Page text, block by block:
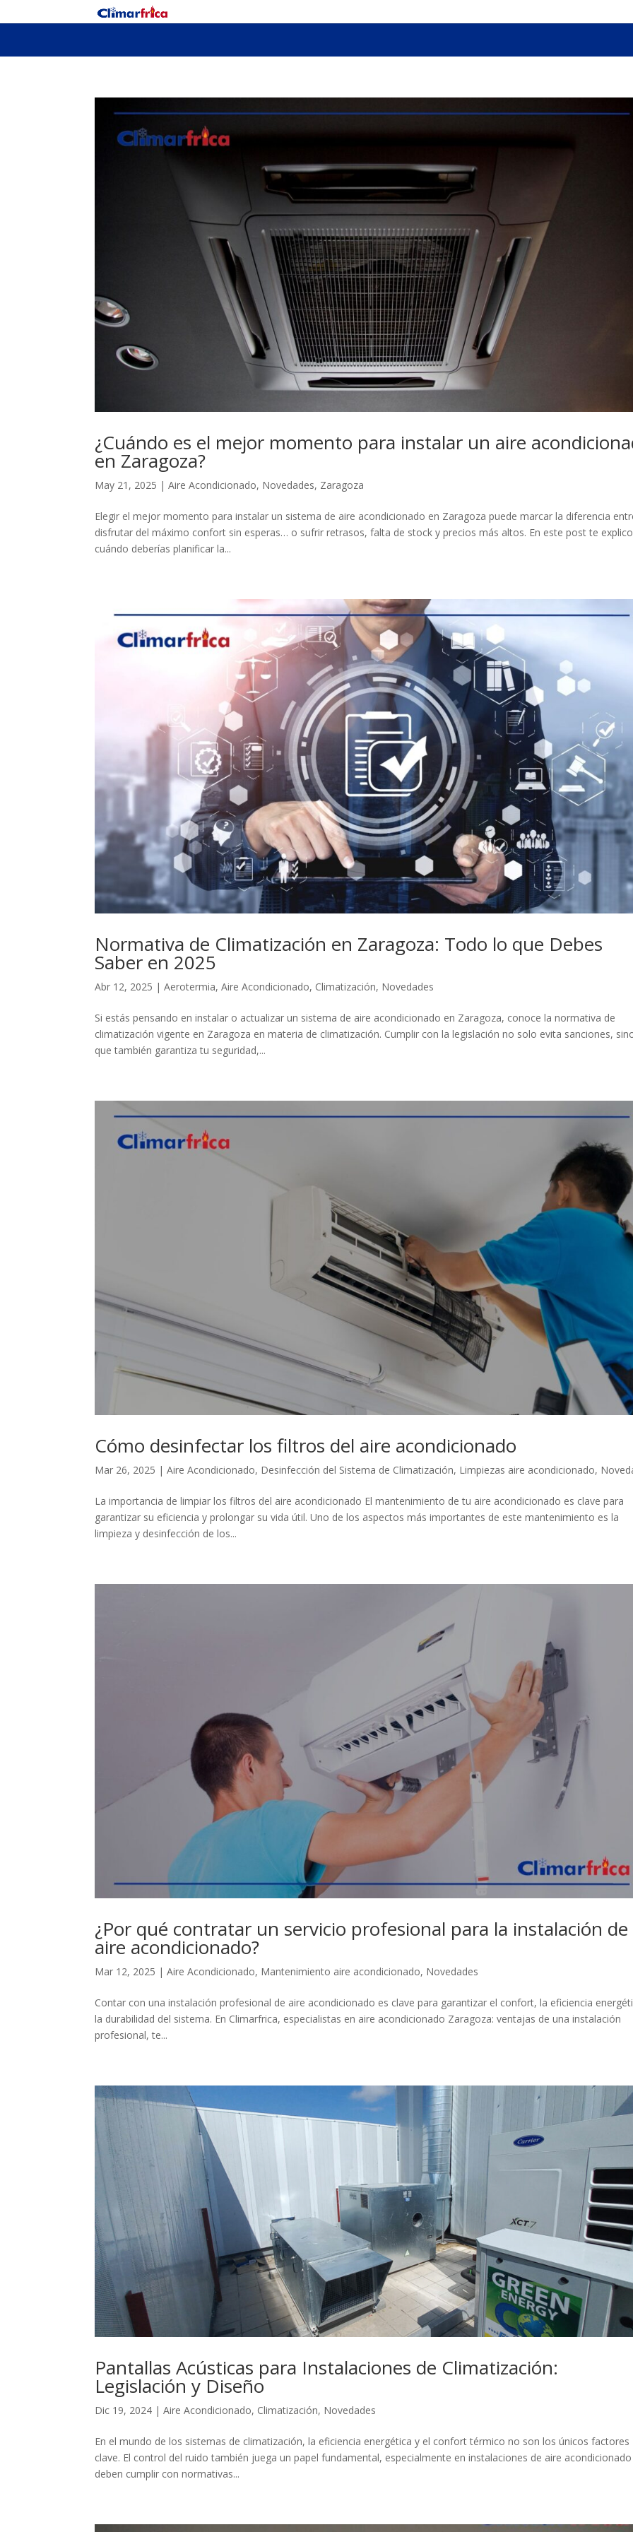
¿Cuándo es el mejor momento para instalar un aire
en Zaragoza?
May 21, 2025 |Aire Acondicionado, Novedades, Zaragoza
Elegir el mejor momento para instalar un sistema de aire acondicionado en Zaragoza puede marcar la diferencia
disfrutar del máximo confort sin esperas… o sufrir retrasos, falta de stock y precios más altos. En este post te explico
cuándo deberías planificar la...
Normativa de Climatización en Zaragoza: Todo lo que Debes
Saber en 2025
Abr 12, 2025 |Aerotermia,Aire Acondicionado, Climatización, Novedades
Si estás pensando en instalar o actualizar un sistema de aire acondicionado en Zaragoza, conoce la normativa de
climatización vigente en Zaragoza en materia de climatización. Cumplir con la legislación no solo evita sanciones,
que también garantiza tu seguridad,...
Cómo desinfectar los filtros del aire acondicionado
Mar 26, 2025 |Aire Acondicionado, Desinfección del Sistema de Climatización, Limpiezas aire acondicionado,
La importancia de limpiar los filtros del aire acondicionado El mantenimiento de tu aire acondicionado es clave para
garantizar su eficiencia y prolongar su vida útil. Uno de los aspectos más importantes de este mantenimiento es la
limpieza y desinfección de los...
¿Por qué contratar un servicio profesional para la instalación de
aire acondicionado?
Mar 12, 2025 |Aire Acondicionado, Mantenimiento aire acondicionado, Novedades
Contar con una instalación profesional de aire acondicionado es clave para garantizar el confort, la eficiencia
la durabilidad del sistema. En Climarfrica, especialistas en aire acondicionado Zaragoza: ventajas de una instalación
profesional, te...
Pantallas Acústicas para Instalaciones de Climatización:
Legislación y Diseño
Dic 19, 2024 |Aire Acondicionado, Climatización, Novedades
En el mundo de los sistemas de climatización, la eficiencia energética y el confort térmico no son los únicos factores
clave. El control del ruido también juega un papel fundamental, especialmente en instalaciones de aire
deben cumplir con normativas...